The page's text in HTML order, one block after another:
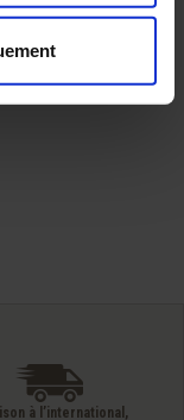
à l’international,